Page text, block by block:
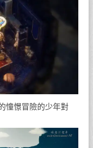
憧憬冒險的少年對